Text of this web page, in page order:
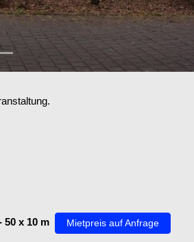
50 x 10 m Mietpreis auf Anfrage